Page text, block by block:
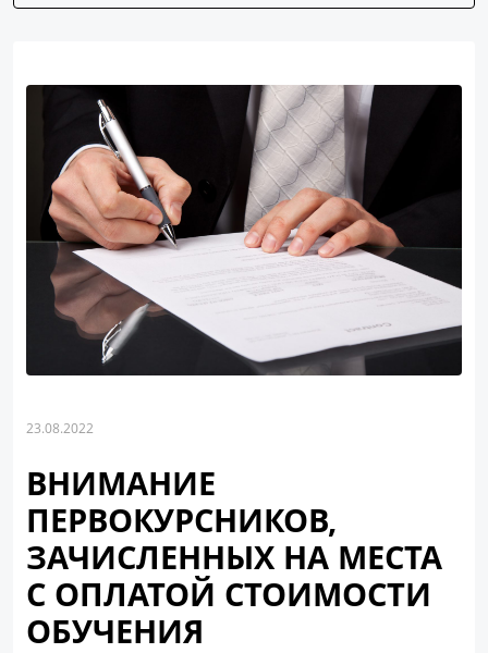
23.08.2022
ВНИМАНИЕ
ПЕРВОКУРСНИКОВ,
ЗАЧИСЛЕННЫХ НА МЕСТА
С ОПЛАТОЙ СТОИМОСТИ
ОБУЧЕНИЯ